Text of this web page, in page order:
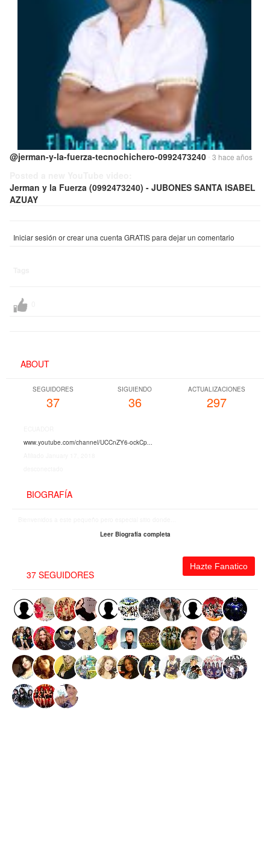
@jerman-y-la-fuerza-tecnochichero-0992473240 3 hace años
Jerman y la Fuerza (0992473240) - JUBONES SANTA ISABEL
AZUAY
Iniciar sesión or crear una cuenta GRATIS para dejar un comentario
ABOUT
SEGUIDORES
37
SIGUIENDO
36
ACTUALIZACIONES
297
www.youtube.com/channel/UCCnZY6-ockCp...
BIOGRAFÍA
Leer Biografía completa
Hazte Fanatico
37 SEGUIDORES